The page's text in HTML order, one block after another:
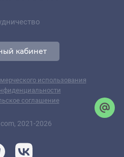
кабинет
использования
соглашение
2021-2026